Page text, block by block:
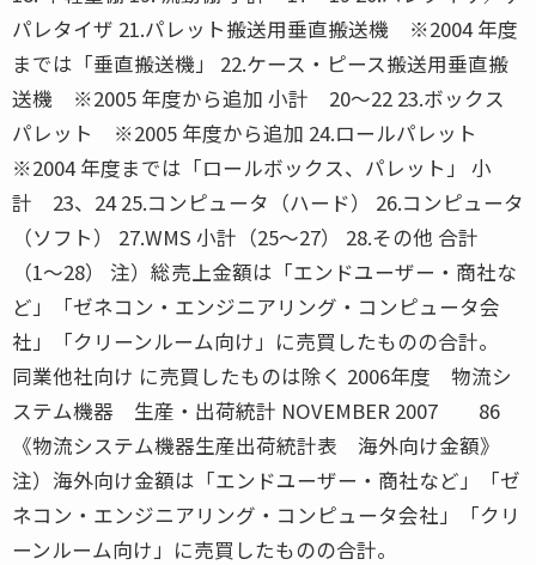
パレタイザ 21.パレット搬送用垂直搬送機 ※2004 年度
までは「垂直搬送機」 22.ケース・ピース搬送用垂直搬
送機 ※2005 年度から追加 小計 20〜22 23.ボックス
パレット ※2005 年度から追加 24.ロールパレット
※2004 年度までは「ロールボックス、パレット」 小
計 23、24 25.コンピュータ（ハード） 26.コンピュータ
（ソフト） 27.WMS 小計（25〜27） 28.その他 合計
（1〜28） 注）総売上金額は「エンドユーザー・商社な
ど」「ゼネコン・エンジニアリング・コンピュータ会
社」「クリーンルーム向け」に売買したものの合計。
同業他社向け に売買したものは除く 2006年度 物流シ
ステム機器 生産・出荷統計 NOVEMBER 2007 86
《物流システム機器生産出荷統計表 海外向け金額》
注）海外向け金額は「エンドユーザー・商社など」「ゼ
ネコン・エンジニアリング・コンピュータ会社」「クリ
ーンルーム向け」に売買したものの合計。